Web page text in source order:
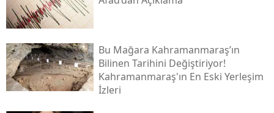
Bu Mağara Kahramanmaraş’ın
Bilinen Tarihini Değiştiriyor!
Kahramanmaraş'ın En Eski Yerleşim
İzleri